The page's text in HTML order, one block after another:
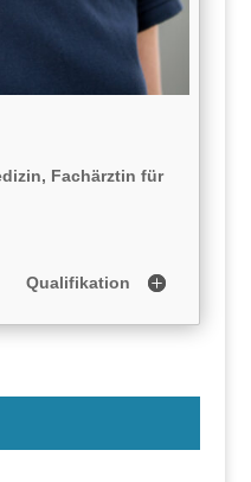
Fachärztin für
Qualifikation